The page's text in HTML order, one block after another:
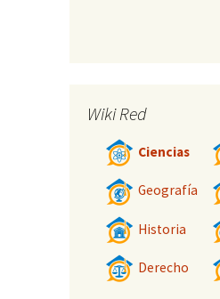
Wiki Red
Ciencias
Geografía
Historia
Derecho